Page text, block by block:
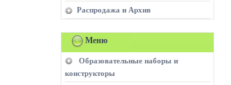
Распродажа и Архив
Меню
Образовательные наборы и
конструкторы